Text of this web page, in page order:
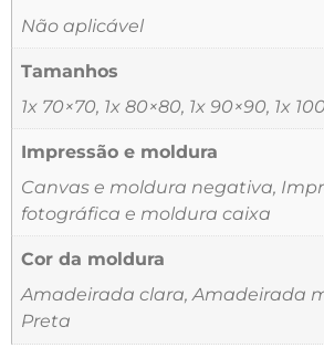
Não aplicável
Tamanhos
1x 70×70, 1x 80×80, 1x 90×90, 1x
Impressão e moldura
Canvas e moldura negativa,
fotográfica e moldura caixa
Cor da moldura
Amadeirada clara, Amadeirada
Preta